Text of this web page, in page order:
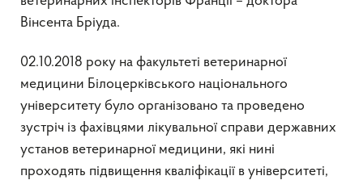
Вінсента Бріуда.
02.10.2018 року на факультеті ветеринарної
медицини Білоцерківського національного
університету було організовано та проведено
зустріч із фахівцями лікувальної справи державних
установ ветеринарної медицини, які нині
проходять підвищення кваліфікації в університеті,